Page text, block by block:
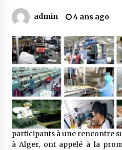
Quand on va vite
« Père, tiens-
5 ans ago
Le bouc de l’Au-
5 ans ago
admin 4 ans ago
participants à une rencontre
à Alger, ont appelé à la